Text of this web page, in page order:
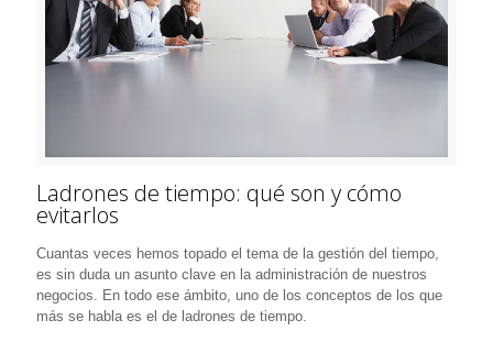
Ladrones de tiempo: qué son y cómo
evitarlos
Cuantas veces hemos topado el tema de la gestión del tiempo,
es sin duda un asunto clave en la administración de nuestros
negocios. En todo ese ámbito, uno de los conceptos de los que
más se habla es el de ladrones de tiempo.